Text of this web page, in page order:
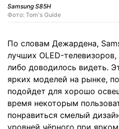
Samsung S85H
Фото: Tom's Guide
По словам Дежардена,
лучших OLED-
либо доводилось видеть.
ярких моделей на рынке,
подойдет для хорошо
время некоторым
понравиться смелый
уровней чёрного при